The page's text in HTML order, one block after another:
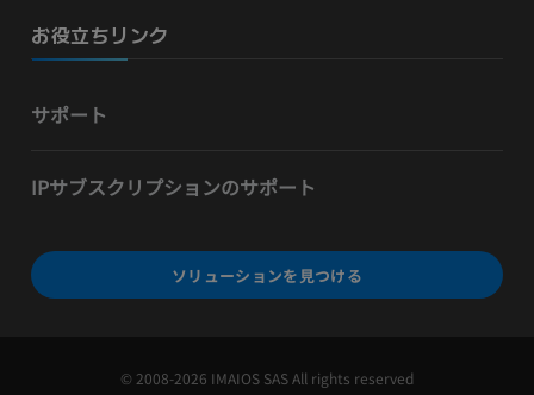
お役立ちリンク
サポート
IPサブスクリプションのサポート
ソリューションを見つける
© 2008-2026 IMAIOS SAS All rights reserved